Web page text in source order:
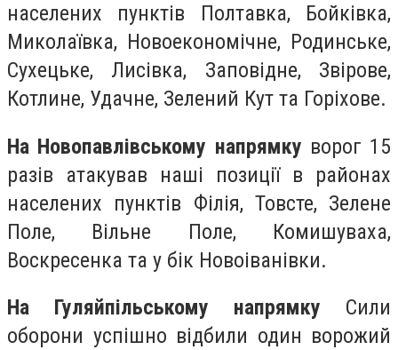
населених пунктів Полтавка, Бойківка,
Миколаївка, Новоекономічне, Родинське,
Сухецьке, Лисівка, Заповідне, Звірове,
Котлине, Удачне, Зелений Кут та Горіхове.
На Новопавлівському напрямку ворог 15
разів атакував наші позиції в районах
населених пунктів Філія, Товсте, Зелене
Поле, Вільне Поле, Комишуваха,
Воскресенка та у бік Новоіванівки.
На Гуляйпільському напрямку Сили
оборони успішно відбили один ворожий